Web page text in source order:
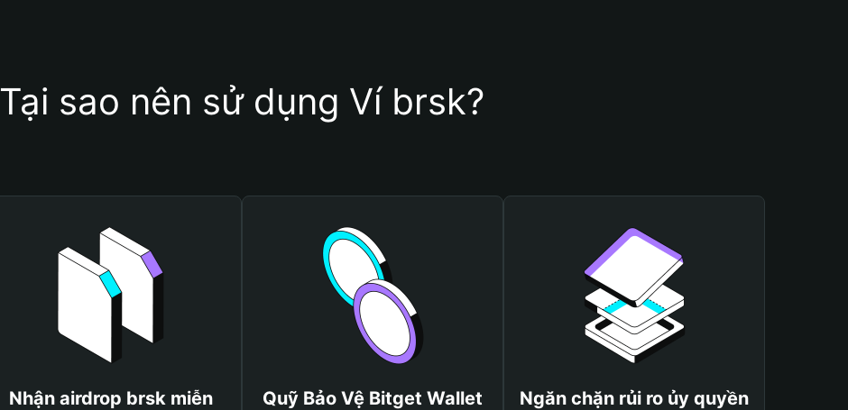
Tại sao nên sử dụng Ví brsk?
Nhận airdrop brsk miễn
Quỹ Bảo Vệ Bitget Wallet
Ngăn chặn rủi ro ủy quyền